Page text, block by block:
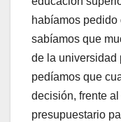
habíamos
sabíamos que
de la universidad
pedíamos que
decisión, frente
presupuestario